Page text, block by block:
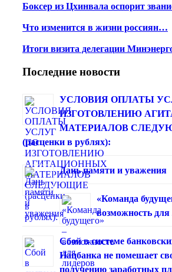
Боксер из Цхинвала оспорит
Что изменится в жизни россиян…
Итоги визита делегации
Последние новости
УСЛОВИЯ ОПЛАТЫ
ИЗГОТОВЛЕНИЮ
МАТЕРИАЛОВ
(расценки в рублях):
Дань памяти и уважения
«Команда
возможность для
Сбой в системе
Нацбанка не помешает
получению заработных